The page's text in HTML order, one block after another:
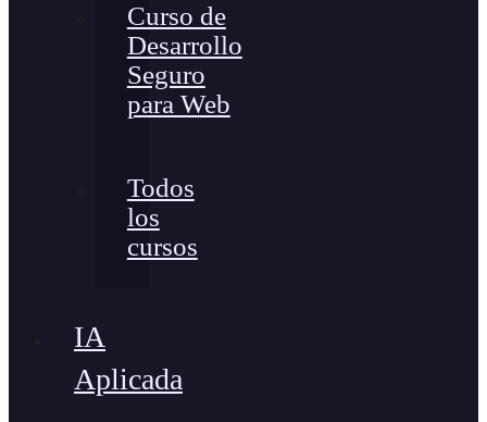
Curso de
Desarrollo
Seguro
para Web
Todos
los
cursos
IA
Aplicada